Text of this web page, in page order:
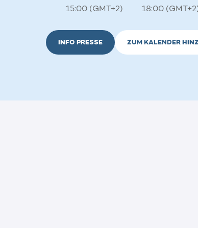
15:00 (GMT+2) 18:00
INFO PRESSE ZUM KALENDER